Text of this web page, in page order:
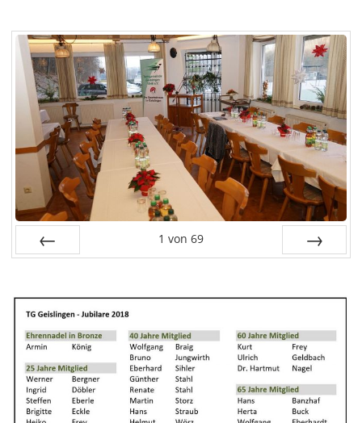
1 von 69